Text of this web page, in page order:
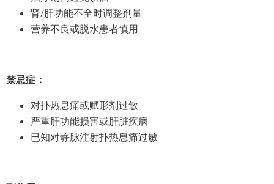
肾/肝功能不全时调整剂量
营养不良或脱水患者慎用
禁忌症：
对扑热息痛或赋形剂过敏
严重肝功能损害或肝脏疾病
已知对静脉注射扑热息痛过敏